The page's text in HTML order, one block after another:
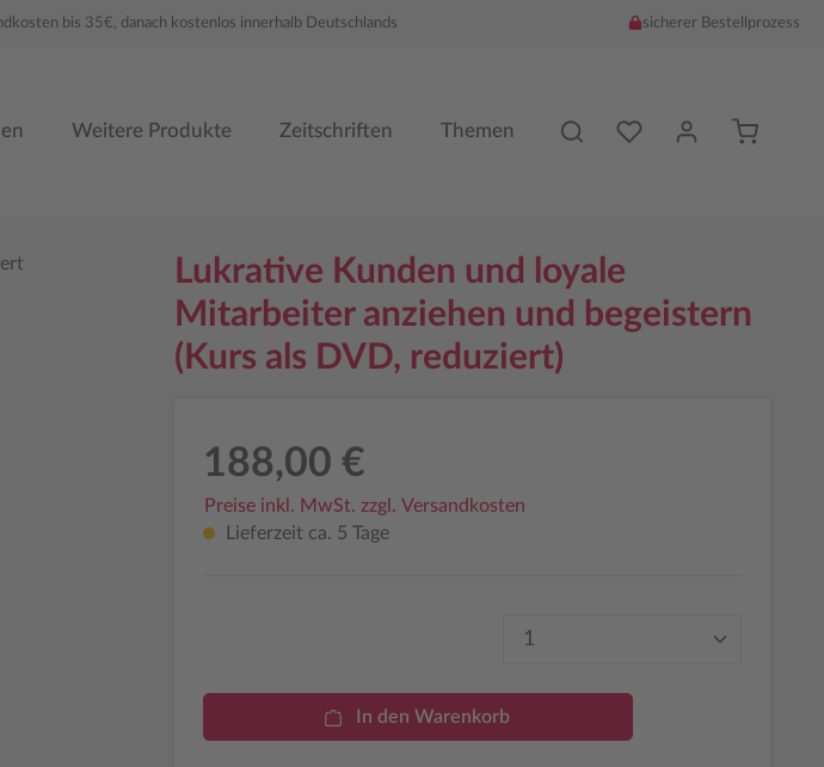
bis 35€, danach kostenlos innerhalb Deutschlands sicherer Bestellprozess
Weitere Produkte Zeitschriften Themen Du hast %counter%
Lukrative Kunden und loyale
Mitarbeiter anziehen und begeistern
(Kurs als DVD, reduziert)
188,00 €
Preise inkl. MwSt. zzgl. Versandkosten
Lieferzeit ca. 5 Tage
Produkt Anzahl: Gib
In den Warenkorb